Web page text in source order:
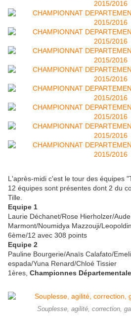
L'après-midi c'est le tour des équipes
12 équipes sont présentes dont 2 du
Tille.
Equipe 1
Laurie Déchanet/Rose Hierholzer/
Marmont/Noumidya Mazzouji/
6ème/12 avec 308 points
Equipe 2
Pauline Bourgerie/Anaïs Calafato/
espada/Yuna Renard/Chloé Tissier
1ères, Championnes
Souplesse, agilité, correction,